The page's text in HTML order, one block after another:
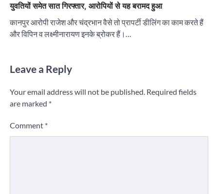
युवतियों समेत सात गिरफ्तार, आरोपियों से यह बरामद हुआ
कानपुर आरोपी राजेश और चंद्रभान वैसे तो प्रापर्टी डीलिंग का काम करते हैं
और विपिन व लक्ष्मीनारायण इनके ब्रोकर हैं।…
Leave a Reply
Your email address will not be published. Required fields
are marked *
Comment *